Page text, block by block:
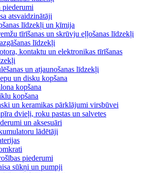
piederumi
atsvaidzinātāji
līdzekļi un ķīmija
tīrīšanas un skrūvju eļļošanas līdzekļi
līdzekļi
kontaktu un elektronikas tīrīšanas
un atjaunošanas līdzekļi
un disku kopšana
kopšana
kopšana
un keramikas pārklājumi virsbūvei
dvieļi, roku pastas un salvetes
un aksesuāri
lādētāji
piederumi
sūkņi un pumpji